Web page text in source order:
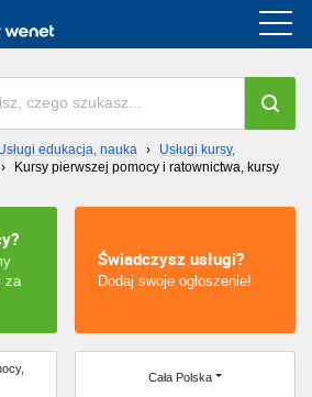
edukacja, nauka ›
Usługi kursy,
›
Kursy pierwszej pomocy i ratownictwa, kursy
za
Świadczysz usługi?
Dodaj swoje ogłoszenie!
Cała Polska